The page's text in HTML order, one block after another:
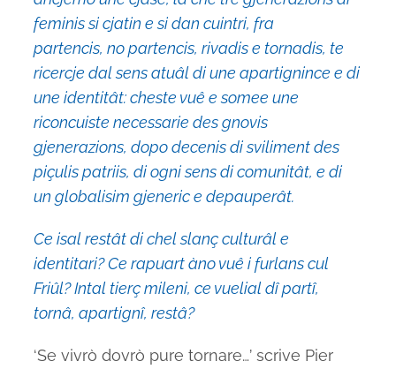
feminis si cjatin e si dan cuintri, fra
partencis, no partencis, rivadis e tornadis, te
ricercje dal sens atuâl di une apartignince e di
une identitât: cheste vuê e somee une
riconcuiste necessarie des gnovis
gjenerazions, dopo decenis di sviliment des
piçulis patriis, di ogni sens di comunitât, e di
un globalisim gjeneric e depauperât.
Ce isal restât di chel slanç culturâl e
identitari? Ce rapuart àno vuê i furlans cul
Friûl? Intal tierç mileni, ce vuelial dî partî,
tornâ, apartignî, restâ?
‘Se vivrò dovrò pure tornare…’ scrive Pier